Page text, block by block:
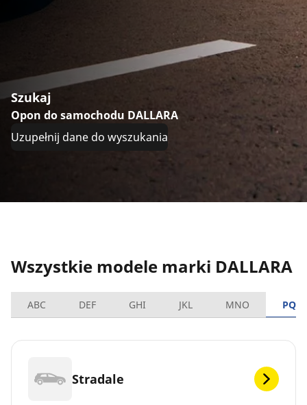
Szukaj
Opon do samochodu DALLARA
Uzupełnij dane do wyszukania
Wszystkie modele marki DALLARA
ABC DEF GHI JKL MNO PQRS
Stradale